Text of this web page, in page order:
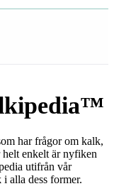
har frågor om kalk,
enkelt är nyfiken
utifrån vår
alla dess former.